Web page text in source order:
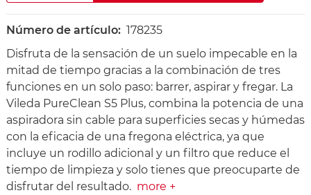
Número de artículo: 178235
Disfruta de la sensación de un suelo impecable en la
mitad de tiempo gracias a la combinación de tres
funciones en un solo paso: barrer, aspirar y fregar. La
Vileda PureClean S5 Plus, combina la potencia de una
aspiradora sin cable para superficies secas y húmedas
con la eficacia de una fregona eléctrica, ya que
incluye un rodillo adicional y un filtro que reduce el
tiempo de limpieza y solo tienes que preocuparte de
disfrutar del resultado. more +